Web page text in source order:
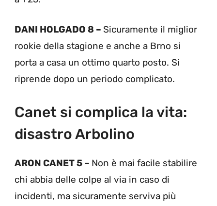
DANI HOLGADO 8 – Sicuramente il miglior
rookie della stagione e anche a Brno si
porta a casa un ottimo quarto posto. Si
riprende dopo un periodo complicato.
Canet si complica la vita:
disastro Arbolino
ARON CANET 5 – Non è mai facile stabilire
chi abbia delle colpe al via in caso di
incidenti, ma sicuramente serviva più